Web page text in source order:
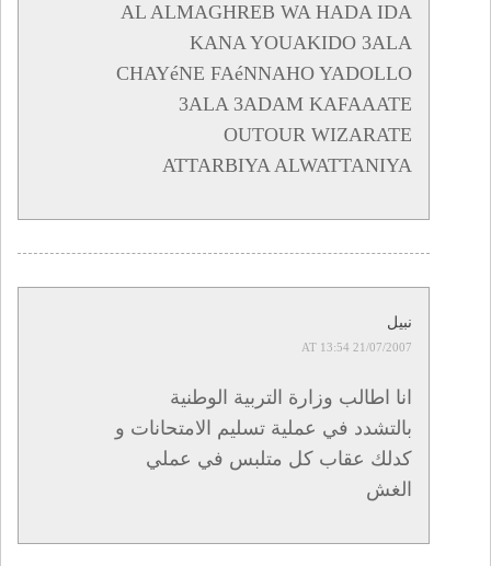
AL ALMAGHREB WA HADA IDA
KANA YOUAKIDO 3ALA
CHAYéNE FAéNNAHO YADOLLO
3ALA 3ADAM KAFAAATE
OUTOUR WIZARATE
ATTARBIYA ALWATTANIYA
نبيل
21/07/2007 AT 13:54
انا اطالب وزارة التربية الوطنية
بالتشدد في عملية تسليم الامتحانات و
كدلك عقاب كل متلبس في عملي
الغش